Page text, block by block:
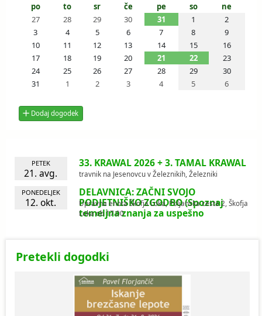
po
to sr če pe so
ne
27
28 29 30 31 1
2
3
4 5 6 7 8
9
10
11 12 13 14 15
16
17
18 19 20 21 22
23
24
25 26 27 28 29
30
31
1 2 3 4 5 6
Dodaj dogodek
PETEK
21. avg.
33. KRAWAL 2026 + 3. TAMAL KRAWAL
travnik na Jesenovcu v Železnikih, Železniki
PONEDELJEK
12. okt.
DELAVNICA: ZAČNI SVOJO
PODJETNIŠKO ZGODBO (Spoznaj
temeljna znanja za uspešno
Upravna enota Škofja Loka, Poljanska cesta 2, Škofja
Lokaob 17.00
Pretekli dogodki